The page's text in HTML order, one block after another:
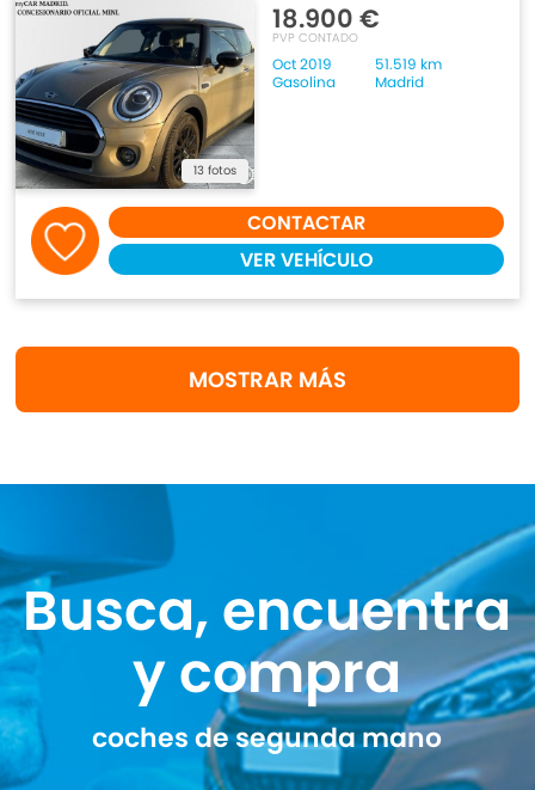
13 fotos
18.900 €
PVP CONTADO
Oct 2019
51.519 km
Gasolina
Madrid
CONTACTAR
VER VEHÍCULO
MOSTRAR MÁS
Busca, encuentra
y compra
coches de segunda mano